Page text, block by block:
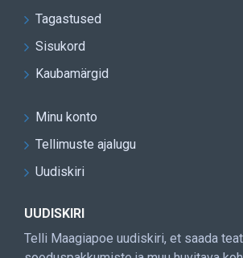
Tagastused
Sisukord
Kaubamärgid
Minu konto
Tellimuste ajalugu
Uudiskiri
UUDISKIRI
Telli Maagiapoe uudiskiri, et saada